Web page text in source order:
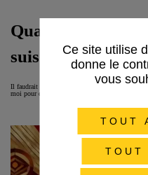
Quatrième étape
suis unique
Il faudrait que les équipes marketing
moi pour que je sois rassuré sur le fait que je
Ce site utilise
donne le
vous
TOUT
TOUT